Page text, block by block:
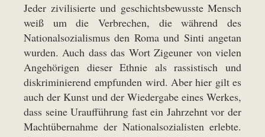
Jeder zivilisierte und geschichtsbewusste Mensch
weiß um die Verbrechen, die während des
Nationalsozialismus den Roma und Sinti angetan
wurden. Auch dass das Wort Zigeuner von vielen
Angehörigen dieser Ethnie als rassistisch und
diskriminierend empfunden wird. Aber hier gilt es
auch der Kunst und der Wiedergabe eines Werkes,
dass seine Uraufführung fast ein Jahrzehnt vor der
Machtübernahme der Nationalsozialisten erlebte.